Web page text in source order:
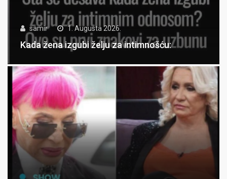
samir 1. Augusta 2026.
Kada žena izgubi želju za intimnošću: